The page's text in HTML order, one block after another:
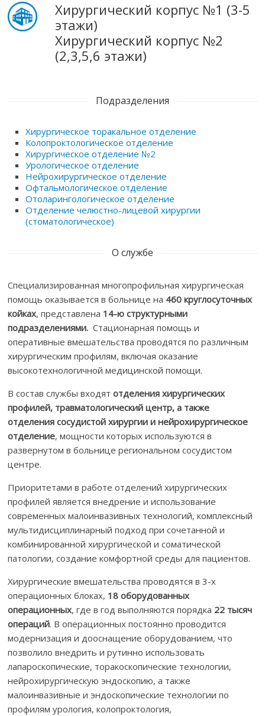
Хирургический корпус №1 (3-5
этажи)
Хирургический корпус №2
(2,3,5,6 этажи)
Подразделения
Хирургическое торакальное отделение
Колопроктологическое отделение
Хирургическое отделение №2
Урологическое отделение
Нейрохирургическое отделение
Офтальмологическое отделение
Отоларингологическое отделение
Отделение челюстно-лицевой хирургии
(стоматологическое)
О службе
Специализированная многопрофильная хирургическая
помощь оказывается в больнице на 460 круглосуточных
койках, представлена 14-ю структурными
подразделениями. Стационарная помощь и
оперативные вмешательства проводятся по различным
хирургическим профилям, включая оказание
высокотехнологичной медицинской помощи.
В состав службы входятотделения хирургических
профилей, травматологический центр, а также
отделения сосудистой хирургии и нейрохирургическое
отделение, мощности которых используются в
развернутом в больнице региональном сосудистом
центре.
Приоритетами в работе отделений хирургических
профилей является внедрение и использование
современных малоинвазивных технологий, комплексный
мультидисциплинарный подход при сочетанной и
комбинированной хирургической и соматической
патологии, создание комфортной среды для пациентов.
Хирургические вмешательства проводятся в 3-х
операционных блоках, 18 оборудованных
операционных, где в год выполняются порядка 22 тысяч
операций. В операционных постоянно проводится
модернизация и дооснащение оборудованием, что
позволило внедрить и рутинно использовать
лапароскопические, торакоскопические технологии,
нейрохирургическую эндоскопию, а также
малоинвазивные и эндоскопические технологии по
профилям урология, колопроктология,